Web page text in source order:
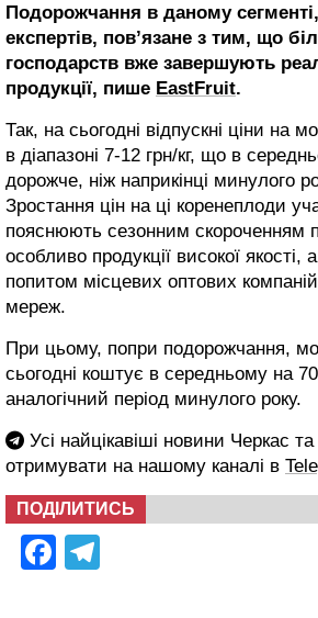
Подорожчання в даному
експертів, пов’язане з тим, що
господарств вже завершують
продукції, пише EastFruit.
Так, на сьогодні відпускні ціни на
в діапазоні 7-12 грн/кг, що в
дорожче, ніж наприкінці минулого
Зростання цін на ці коренеплоди
пояснюють сезонним скороченням
особливо продукції високої
попитом місцевих оптових компаній
мереж.
При цьому, попри подорожчання,
сьогодні коштує в середньому на
аналогічний період минулого року.
Усі найцікавіші новини Черкас
отримувати на нашому каналі в
ПОДІЛИТИСЬ
Facebook